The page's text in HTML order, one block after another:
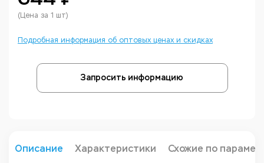
(Цена за 1 шт)
Подробная информация об оптовых ценах и скидках
Запросить информацию
Описание Характеристики Схожие по